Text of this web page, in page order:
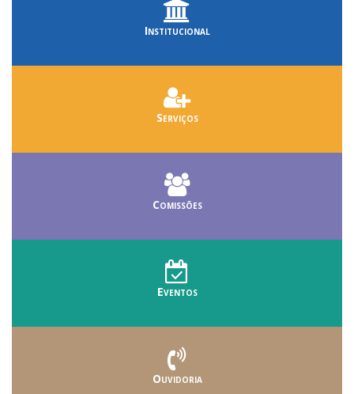
Institucional
Serviços
Comissões
Eventos
Ouvidoria